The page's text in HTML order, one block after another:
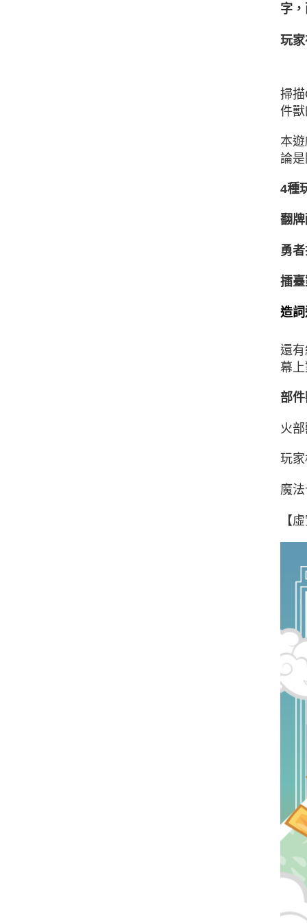
字
玩
掃
件獸
本
論
4種
翻
勇者
擂
造
還
幕
部
火
玩
魔
【